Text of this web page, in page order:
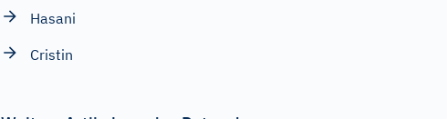
Hasani
Cristin